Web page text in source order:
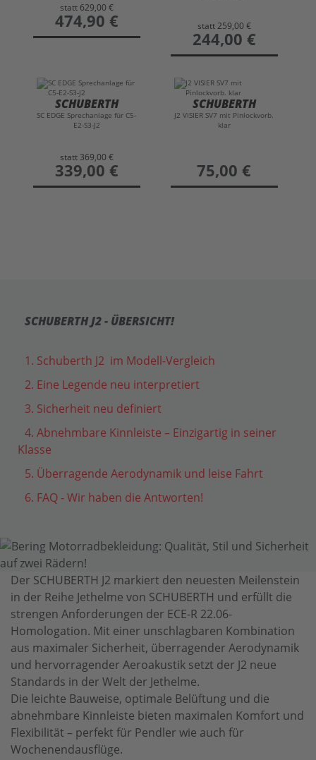
statt 629,00 €
preis
474,90 € statt 259,00 €
preis
244,00 €
SCHUBERTH
SC EDGE Sprechanlage für C5-
E2-S3-J2
statt 369,00 €
preis
339,00 €
SCHUBERTH
J2 VISIER SV7 mit Pinlockvorb.
klar
preis
75,00 €
SCHUBERTH J2 - ÜBERSICHT!
1. Schuberth J2 im Modell-Vergleich
2. Eine Legende neu interpretiert
3. Sicherheit neu definiert
4. Abnehmbare Kinnleiste – Einzigartig in seiner
Klasse
5. Überragende Aerodynamik und leise Fahrt
6. FAQ - Wir haben die Antworten!
Der SCHUBERTH J2 markiert den neuesten Meilenstein
in der Reihe Jethelme von SCHUBERTH und erfüllt die
strengen Anforderungen der ECE-R 22.06-
Homologation. Mit einer unschlagbaren Kombination
aus maximaler Sicherheit, überragender Aerodynamik
und hervorragender Aeroakustik setzt der J2 neue
Standards in der Welt der Jethelme.
Die leichte Bauweise, optimale Belüftung und die
abnehmbare Kinnleiste bieten maximalen Komfort und
Flexibilität – perfekt für Pendler wie auch für
Wochenendausflüge.